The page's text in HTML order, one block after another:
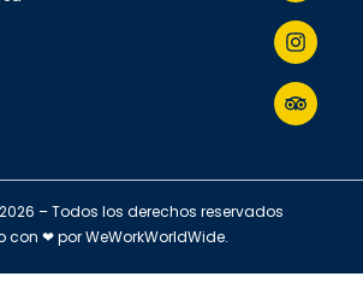
– Todos los derechos reservados
con ❤ porWeWorkWorldWide.